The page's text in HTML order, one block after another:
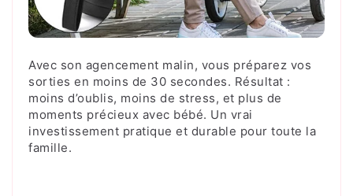
Avec son agencement malin, vous préparez vos
sorties en moins de 30 secondes. Résultat :
moins d’oublis, moins de stress, et plus de
moments précieux avec bébé. Un vrai
investissement pratique et durable pour toute la
famille.